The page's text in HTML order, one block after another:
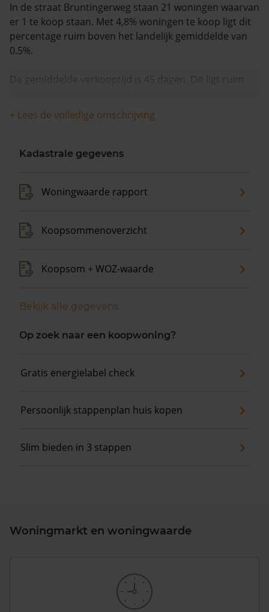
In de straat Bruntingerweg staan 21 woningen waarvan
er 1 te koop staan. Met 4,8% woningen te koop ligt dit
percentage ruim boven het landelijk gemiddelde van
0.5%.
De gemiddelde verkooptijd is 45 dagen. Dit ligt ruim
De gemiddelde huizenprijs is €495.000. De gemiddelde
de gemiddelde woningwaarde met 11,2% gestegen.
+ Lees de volledige omschrijving
Kadastrale gegevens
Woningwaarde rapport
Koopsommenoverzicht
Koopsom + WOZ-waarde
Bekijk alle gegevens
Op zoek naar een koopwoning?
Gratis energielabel check
Persoonlijk stappenplan huis kopen
Slim bieden in 3 stappen
Woningmarkt en woningwaarde